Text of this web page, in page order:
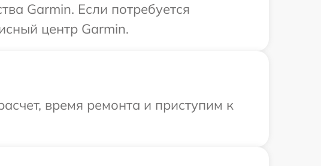
Garmin. Если потребуется
центр Garmin.
время ремонта и приступим к